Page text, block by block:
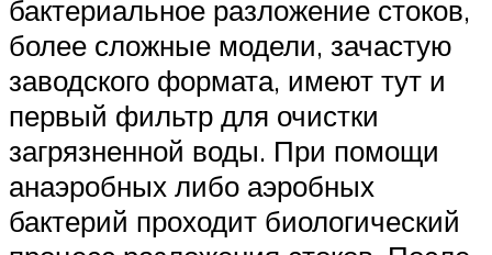
бактериальное разложение стоков,
более сложные модели, зачастую
заводского формата, имеют тут и
первый фильтр для очистки
загрязненной воды. При помощи
анаэробных либо аэробных
бактерий проходит биологический